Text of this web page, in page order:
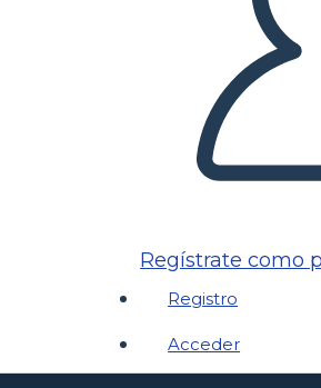
Regístrate como
Registro
Acceder